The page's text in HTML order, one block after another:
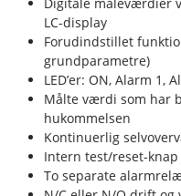
LC-display
Forudindstillet
grundparametre)
LED’er: ON, Alarm 1,
Målte værdi som har
hukommelsen
Kontinuerlig
Intern test/reset-knap
To separate